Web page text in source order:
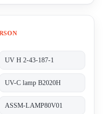
UV H 2-43-187-1
UV-C lamp B2020H
ASSM-LAMP80V01